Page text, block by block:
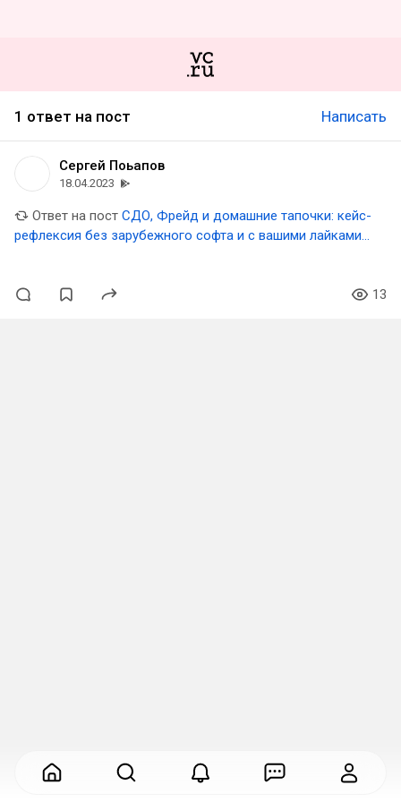
1 ответ на пост Написать
Сергей Поьапов
18.04.2023
Ответ на пост СДО, Фрейд и домашние тапочки: кейс-
рефлексия без зарубежного софта и с вашими лайками
13